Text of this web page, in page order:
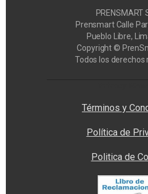
PRENSMART
Prensmart Calle
Pueblo Libre,
Copyright ©
Todos los derechos
Términos y
Política de
Politica de